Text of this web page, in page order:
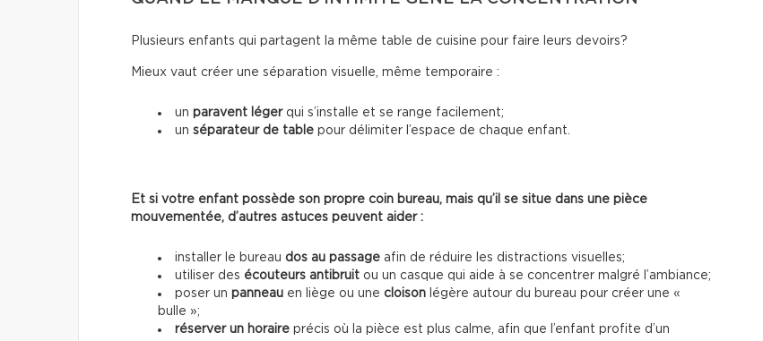
Plusieurs enfants qui partagent la même table de cuisine pour faire leurs devoirs?
Mieux vaut créer une séparation visuelle, même temporaire :
un paravent légerqui s’installe et se range facilement;
un séparateur de table pour délimiter l’espace de chaque enfant.
Et si votre enfant possède son propre coin bureau, mais qu’il se situe dans une pièce
mouvementée, d’autres astuces peuvent aider :
installer le bureau dos au passage afin de réduire les distractions visuelles;
utiliser des écouteurs antibruit ou un casque qui aide à se concentrer malgré l’ambiance;
poser un panneau en liège ou une cloison légère autour du bureau pour créer une «
bulle »;
réserver un horaire précis où la pièce est plus calme, afin que l’enfant profite d’un